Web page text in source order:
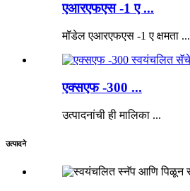
एआरएफएस -1 ए ...
मॉडेल एआरएफएस -1 ए क्षमता ...
एक्सएफ -300 ...
उत्पादनांची ही मालिका ...
उत्पादने